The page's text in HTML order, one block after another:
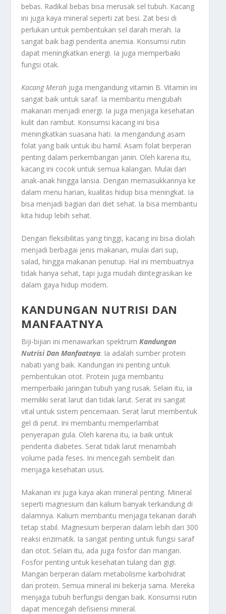
bebas. Radikal bebas bisa merusak sel tubuh. Kacang
ini juga kaya mineral seperti zat besi. Zat besi di
perlukan untuk pembentukan sel darah merah. Ia
sangat baik bagi penderita anemia. Konsumsi rutin
dapat meningkatkan energi. Ia juga memperbaiki
fungsi otak.
Kacang Merah juga mengandung vitamin B. Vitamin ini
sangat baik untuk saraf. Ia membantu mengubah
makanan menjadi energi. Ia juga menjaga kesehatan
kulit dan rambut. Konsumsi kacang ini bisa
meningkatkan suasana hati. Ia mengandung asam
folat yang baik untuk ibu hamil. Asam folat berperan
penting dalam perkembangan janin. Oleh karena itu,
kacang ini cocok untuk semua kalangan. Mulai dari
anak-anak hingga lansia. Dengan memasukkannya ke
dalam menu harian, kualitas hidup bisa meningkat. Ia
bisa menjadi bagian dari diet sehat. Ia bisa membantu
kita hidup lebih sehat.
Dengan fleksibilitas yang tinggi, kacang ini bisa diolah
menjadi berbagai jenis makanan, mulai dari sup,
salad, hingga makanan penutup. Hal ini membuatnya
tidak hanya sehat, tapi juga mudah diintegrasikan ke
dalam gaya hidup modern.
KANDUNGAN NUTRISI DAN
MANFAATNYA
Biji-bijian ini menawarkan spektrumKandungan
Nutrisi Dan Manfaatnya. Ia adalah sumber protein
nabati yang baik. Kandungan ini penting untuk
pembentukan otot. Protein juga membantu
memperbaiki jaringan tubuh yang rusak. Selain itu, ia
memiliki serat larut dan tidak larut. Serat ini sangat
vital untuk sistem pencernaan. Serat larut membentuk
gel di perut. Ini membantu memperlambat
penyerapan gula. Oleh karena itu, ia baik untuk
penderita diabetes. Serat tidak larut menambah
volume pada feses. Ini mencegah sembelit dan
menjaga kesehatan usus.
Makanan ini juga kaya akan mineral penting. Mineral
seperti magnesium dan kalium banyak terkandung di
dalamnya. Kalium membantu menjaga tekanan darah
tetap stabil. Magnesium berperan dalam lebih dari 300
reaksi enzimatik. Ia sangat penting untuk fungsi saraf
dan otot. Selain itu, ada juga fosfor dan mangan.
Fosfor penting untuk kesehatan tulang dan gigi.
Mangan berperan dalam metabolisme karbohidrat
dan protein. Semua mineral ini bekerja sama. Mereka
menjaga tubuh berfungsi dengan baik. Konsumsi rutin
dapat mencegah defisiensi mineral.